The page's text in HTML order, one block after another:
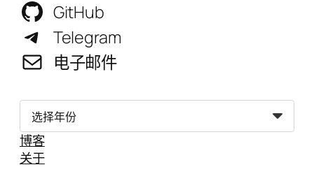
GitHub
Telegram
电子邮件
归
档
博客
关于